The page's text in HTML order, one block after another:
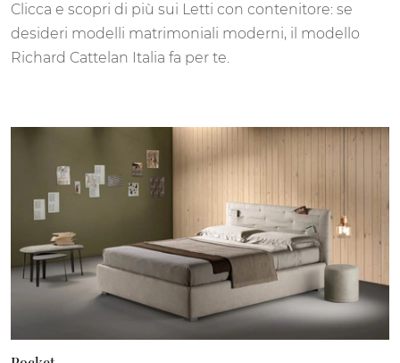
Clicca e scopri di più sui Letti con contenitore: se
desideri modelli matrimoniali moderni, il modello
Richard Cattelan Italia fa per te.